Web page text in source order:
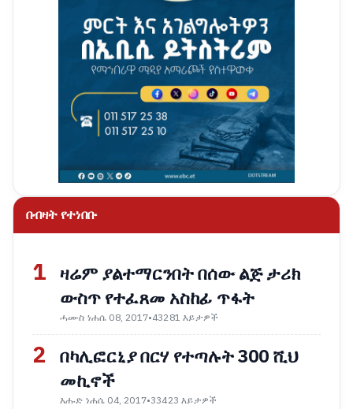
በብዛት የተነበቡ
1 ዛሬም ያልተማርንበት በሰው ልጅ ታሪክ
ውስጥ የተፈጸመ አስከፊ ጥፋት
ሓሙስ ነሐሴ 08, 2017•43281 እይታዎች
2 በካሊፎርኒያ በርሃ የተጣሉት 300 ሺህ
መኪኖች
እሑድ ነሐሴ 04, 2017•33423 እይታዎች